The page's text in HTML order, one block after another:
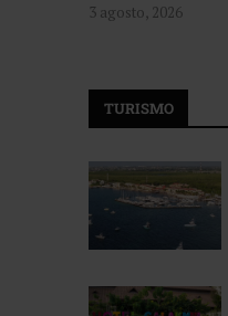
3 agosto, 2026
TURISMO